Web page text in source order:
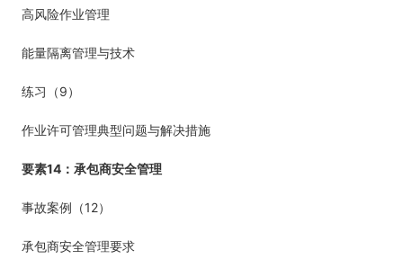
高风险作业管理
能量隔离管理与技术
练习（9）
作业许可管理典型问题与解决措施
要素14 ：承包商安全管理
事故案例（12）
承包商安全管理要求